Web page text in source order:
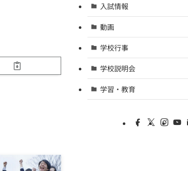
入試情報
動画
学校行事
学校説明会
学習・教育